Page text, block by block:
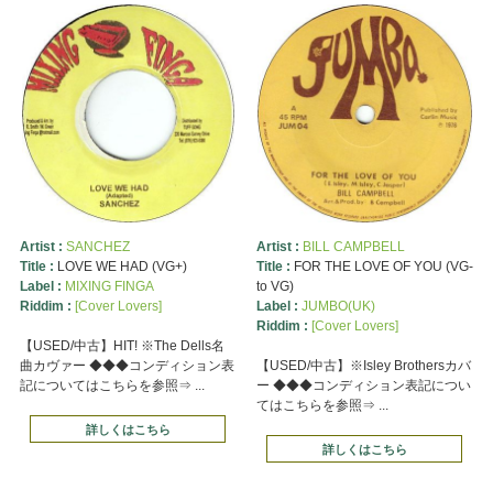
Artist : SANCHEZ
Title : LOVE WE HAD (VG+)
Label : MIXING FINGA
Riddim : [Cover Lovers]
【USED/中古】HIT! ※The Dells名
曲カヴァー ◆◆◆コンディション表
記についてはこちらを参照⇒ ...
詳しくはこちら
Artist : BILL CAMPBELL
Title : FOR THE LOVE OF YOU (VG-
to VG)
Label : JUMBO(UK)
Riddim : [Cover Lovers]
【USED/中古】※Isley Brothersカバ
ー ◆◆◆コンディション表記につい
てはこちらを参照⇒ ...
詳しくはこちら